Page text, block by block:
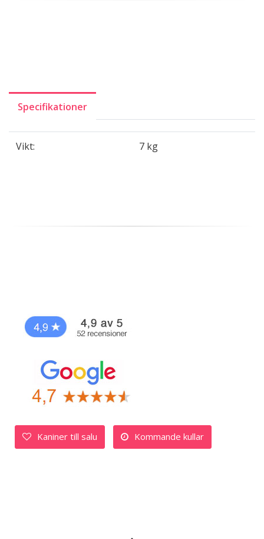
Specifikationer
Vikt: 7 kg
Kaniner till salu Kommande kullar